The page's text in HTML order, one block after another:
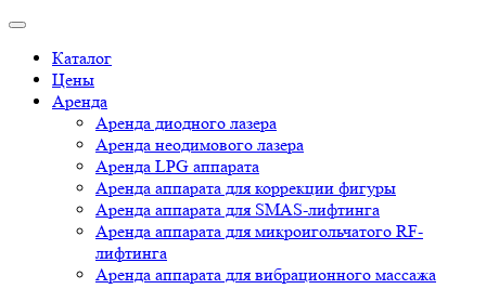
Каталог
Цены
Аренда
Аренда диодного лазера
Аренда неодимового лазера
Аренда LPG аппарата
Аренда аппарата для коррекции фигуры
Аренда аппарата для SMAS-лифтинга
Аренда аппарата для микроигольчатого RF-
лифтинга
Аренда аппарата для вибрационного массажа